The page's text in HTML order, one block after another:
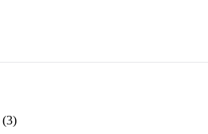
(3)